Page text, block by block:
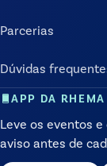
Parcerias
Dúvidas
APP DA RHEMA
Leve os eventos
aviso antes de